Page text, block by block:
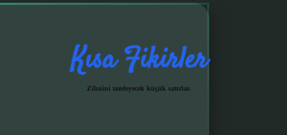
Kısa Fikirler
Zihnini tazeleyecek küçük satırlar.